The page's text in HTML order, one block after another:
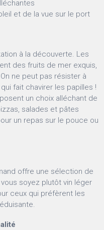
et de la vue sur le port
à la découverte. Les
des fruits de mer exquis,
ne peut pas résister à
fait chavirer les papilles !
un choix alléchant de
salades et pâtes
un repas sur le pouce ou
offre une sélection de
soyez plutôt vin léger
ceux qui préfèrent les